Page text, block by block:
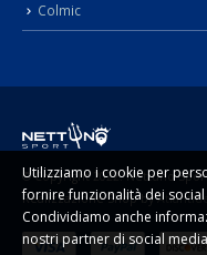
Colmic
© Copyright 2022. Nettuno
Realizzazione Shop by
Utilizziamo i cookie per
fornire funzionalità dei
Condividiamo anche
nostri partner di social